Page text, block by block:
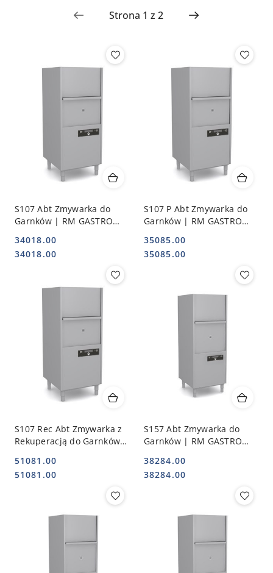
Najpopularniejsze.
S107 Abt Zmywarka do
Garnków | RM GASTRO
Cena:
34018.00
Cena:
34018.00
S107 P Abt Zmywarka do
Garnków | RM GASTRO
Cena:
35085.00
Cena:
35085.00
S107 Rec Abt Zmywarka z
Rekuperacją do Garnków |
Cena:
51081.00
Cena:
51081.00
S157 Abt Zmywarka do
Garnków | RM GASTRO
Cena:
38284.00
Cena:
38284.00